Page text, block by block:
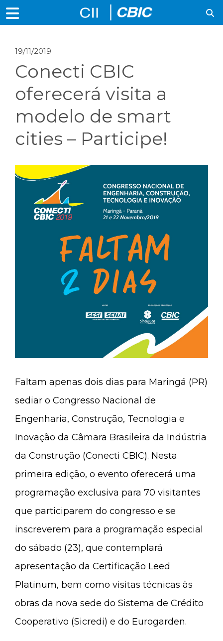
19/11/2019
Conecti CBIC
oferecerá visita a
modelo de smart
cities – Participe!
Faltam apenas dois dias para Maringá (PR)
sediar o Congresso Nacional de
Engenharia, Construção, Tecnologia e
Inovação da Câmara Brasileira da Indústria
da Construção (Conecti CBIC). Nesta
primeira edição, o evento oferecerá uma
programação exclusiva para 70 visitantes
que participarem do congresso e se
inscreverem para a programação especial
do sábado (23), que contemplará
apresentação da Certificação Leed
Platinum, bem como visitas técnicas às
obras da nova sede do Sistema de Crédito
Cooperativo (Sicredi) e do Eurogarden.